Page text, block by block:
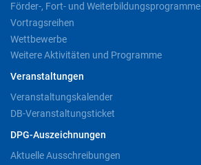
Förder-, Fort- und Weiterbildungsprogramme
Vortragsreihen
Wettbewerbe
Weitere Aktivitäten und Programme
Veranstaltungen
Veranstaltungskalender
DB-Veranstaltungsticket
DPG-Auszeichnungen
Aktuelle Ausschreibungen